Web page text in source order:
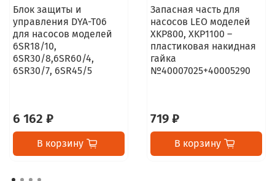
Блок защиты и
управления DYA-T06
для насосов моделей
6SR18/10,
6SR30/8,6SR60/4,
6SR30/7, 6SR45/5
6 162 ₽
В корзину
Запасная часть для
насосов LEO моделей
XKP800, XKP1100 –
пластиковая накидная
гайка
№40007025+40005290
719 ₽
В корзину